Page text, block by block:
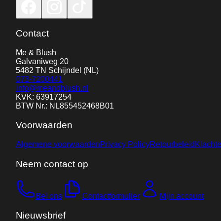
Contact
Me & Blush
Galvaniweg 20
5482 TN Schijndel (NL)
073-7200441
info@meandblush.nl
KVK: 63917254
BTW Nr.: NL855452468B01
Voorwaarden
Algemene voorwaardenPrivacy PolicyRetourbeleid
Neem contact op
Bel ons Contactformulier Mijn account
Nieuwsbrief